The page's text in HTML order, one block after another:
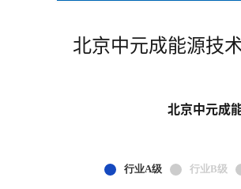
北京中元成能源技
北京中元成